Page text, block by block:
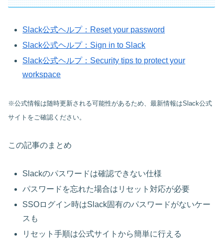
Slack公式ヘルプ：Reset your password
Slack公式ヘルプ：Sign in to Slack
Slack公式ヘルプ：Security tips to protect your
workspace
※公式情報は随時更新される可能性があるため、最新情報はSlack公式
サイトをご確認ください。
この記事のまとめ
Slackのパスワードは確認できない仕様
パスワードを忘れた場合はリセット対応が必要
SSOログイン時はSlack固有のパスワードがないケー
スも
リセット手順は公式サイトから簡単に行える